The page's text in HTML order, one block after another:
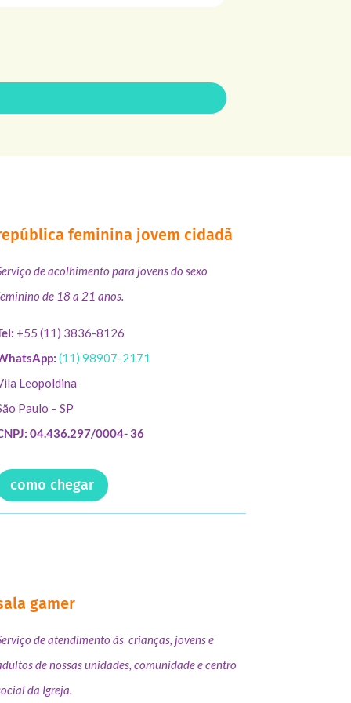
feminina jovem cidadã
de acolhimento para jovens do sexo
de 18 a 21 anos.
+55 (11) 3836-8126
(11) 98907-2171
Leopoldina
Paulo – SP
04.436.297/0004- 36
como chegar
gamer
de atendimento às crianças, jovens e
de nossas unidades, comunidade e centro
da Igreja.